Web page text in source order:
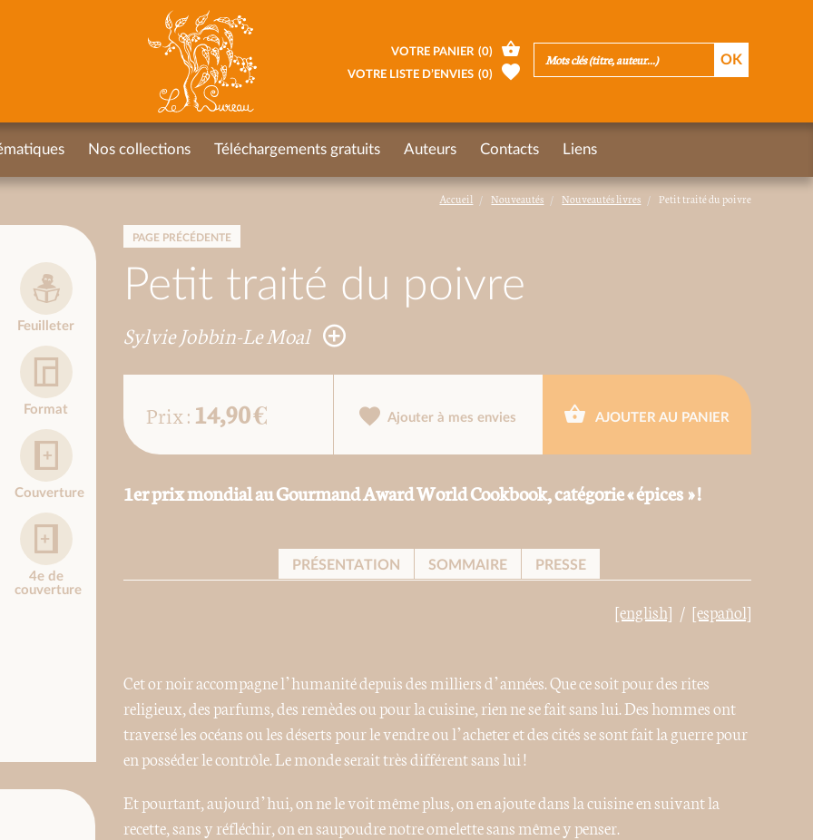
Accueil Nouveautés Nouveautés livres Petit traité du poivre
PAGE PRÉCÉDENTE
Petit traité du poivre
Sylvie Jobbin-Le Moal
Feuilleter
Format
Couverture
4e de
couverture
Prix : 14,90 € Ajouter à mes envies AJOUTER AU PANIER
1er prix mondial au Gourmand Award World Cookbook, catégorie « épices » !
PRÉSENTATION SOMMAIRE PRESSE
[english] [español]
Cet or noir accompagne l’humanité depuis des milliers d’années. Que ce soit pour des rites
religieux, des parfums, des remèdes ou pour la cuisine, rien ne se fait sans lui. Des hommes ont
traversé les océans ou les déserts pour le vendre ou l’acheter et des cités se sont fait la guerre pour
en posséder le contrôle. Le monde serait très différent sans lui !
Et pourtant, aujourd’hui, on ne le voit même plus, on en ajoute dans la cuisine en suivant la
recette, sans y réfléchir, on en saupoudre notre omelette sans même y penser.
VOTRE PANIER (0)
VOTRE LISTE D’ENVIES (0)
Nos collections Téléchargements gratuits Auteurs Contacts Liens